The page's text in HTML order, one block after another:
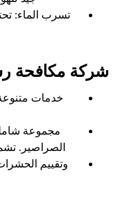
تسرب الماء:
شركة مكافحة
خدمات
مجموعة
الصراصير.
وتقييم